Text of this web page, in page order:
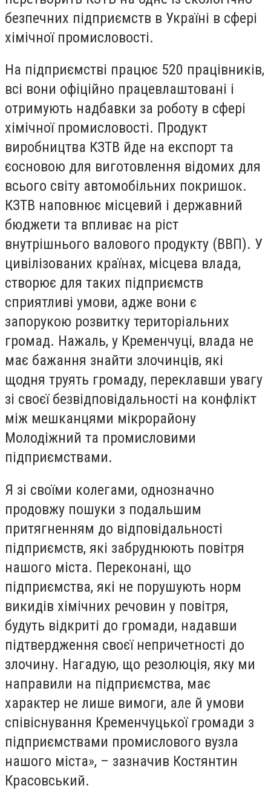
безпечних підприємств в Україні в сфері
хімічної промисловості.
На підприємстві працює 520 працівників,
всі вони офіційно працевлаштовані і
отримують надбавки за роботу в сфері
хімічної промисловості. Продукт
виробництва КЗТВ йде на експорт та
єосновою для виготовлення відомих для
всього світу автомобільних покришок.
КЗТВ наповнює місцевий і державний
бюджети та впливає на ріст
внутрішнього валового продукту (ВВП). У
цивілізованих країнах, місцева влада,
створює для таких підприємств
сприятливі умови, адже вони є
запорукою розвитку територіальних
громад. Нажаль, у Кременчуці, влада не
має бажання знайти злочинців, які
щодня труять громаду, переклавши увагу
зі своєї безвідповідальності на конфлікт
між мешканцями мікрорайону
Молодіжний та промисловими
підприємствами.
Я зі своїми колегами, однозначно
продовжу пошуки з подальшим
притягненням до відповідальності
підприємств, які забруднюють повітря
нашого міста. Переконані, що
підприємства, які не порушують норм
викидів хімічних речовин у повітря,
будуть відкриті до громади, надавши
підтвердження своєї непричетності до
злочину. Нагадую, що резолюція, яку ми
направили на підприємства, має
характер не лише вимоги, але й умови
співіснування Кременчуцької громади з
підприємствами промислового вузла
нашого міста», – зазначив Костянтин
Красовський.